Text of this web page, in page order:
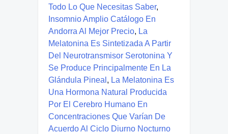
Todo Lo Que Necesitas Saber,
Insomnio Amplio Catálogo En
Andorra Al Mejor Precio, La
Melatonina Es Sintetizada A Partir
Del Neurotransmisor Serotonina Y
Se Produce Principalmente En La
Glándula Pineal , La Melatonina Es
Una Hormona Natural Producida
Por El Cerebro Humano En
Concentraciones Que Varían De
Acuerdo Al Ciclo Diurno Nocturno